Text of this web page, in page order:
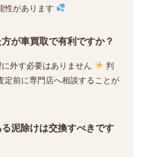
性があります
が車買取で有利ですか？
外す必要はありません
判
定前に専門店へ相談することが
泥除けは交換すべきです